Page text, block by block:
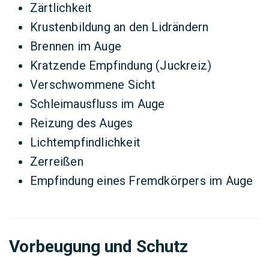
Zärtlichkeit
Krustenbildung an den Lidrändern
Brennen im Auge
Kratzende Empfindung (Juckreiz)
Verschwommene Sicht
Schleimausfluss im Auge
Reizung des Auges
Lichtempfindlichkeit
Zerreißen
Empfindung eines Fremdkörpers im Auge
Vorbeugung und Schutz